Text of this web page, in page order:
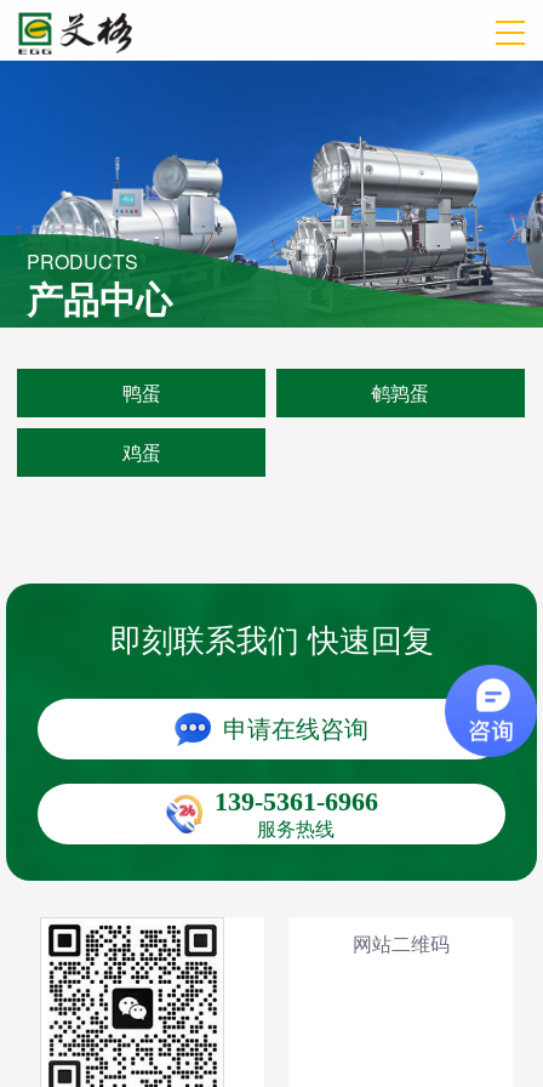
PRODUCTS
产品中心
鸭蛋 鹌鹑蛋
鸡蛋
即刻联系我们 快速回复
申请在线咨询
139-5361-6966
服务热线
网站二维码